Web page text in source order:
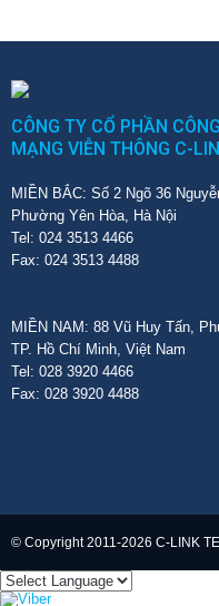
CÔNG TY CỔ PHẦN
MẠNG VIỄN THÔNG C-
MIỀN BẮC: Số 2 Ngõ 36
Phường Yên Hòa, Hà Nội
Tel: 024 3513 4466
Fax: 024 3513 4488
MIỀN NAM: 88 Vũ Huy Tấn,
TP. Hồ Chí Minh, Việt Nam
Tel: 028 3920 4466
Fax: 028 3920 4488
© Copyright 2011-2026 C-LINK